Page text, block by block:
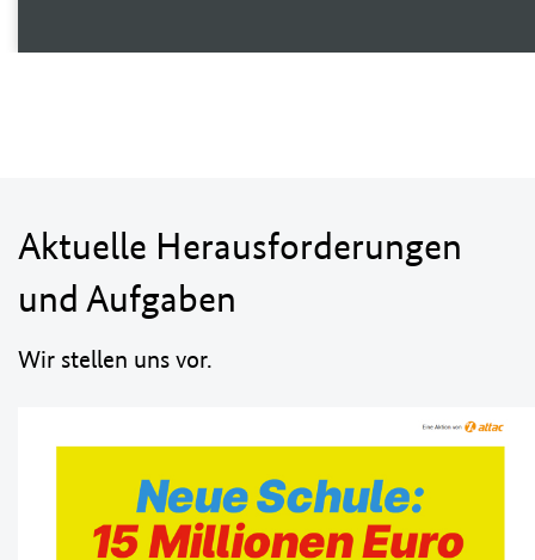
Aktuelle Herausforderungen
und Aufgaben
Wir stellen uns vor.